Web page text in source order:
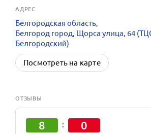
АДРЕС
Белгородская область,
Белгород город, Щорса улица, 64
Белгородский)
Посмотреть на карте
ОТЗЫВЫ
8 : 0